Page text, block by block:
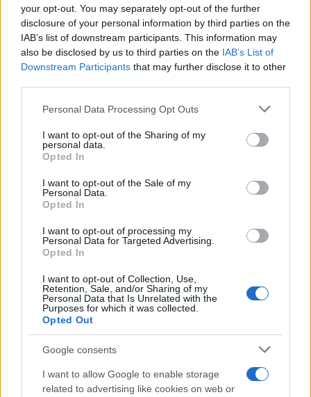
your opt-out. You may separately opt-out of the further
disclosure of your personal information by third parties on the
IAB’s list of downstream participants. This information may
also be disclosed by us to third parties on the IAB’s List of
Downstream Participants that may further disclose it to other
Please note that this website/app uses one or more Google
not limited to your visit or usage behaviour. You may click to
grant or deny consent to Google and its third-party tags to
use your data for below specified purposes in below Google
consent section.
Personal Data Processing Opt Outs
I want to opt-out of the Sharing of my
personal data.
Opted In
I want to opt-out of the Sale of my
Personal Data.
Opted In
I want to opt-out of processing my
Personal Data for Targeted Advertising.
Opted In
I want to opt-out of Collection, Use,
Retention, Sale, and/or Sharing of my
Personal Data that Is Unrelated with the
Purposes for which it was collected.
Opted Out
Google consents
I want to allow Google to enable storage
related to advertising like cookies on web or
Francesco Guccini: la vita, le canzoni e l’eredità del
Kit anti-caldo per animali non convenzionali: cosa
avere e come usarlo
Greta Salvati · 7 Ago 2026